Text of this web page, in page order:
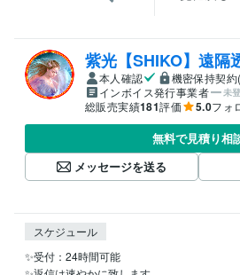
紫光【SHIKO】遠隔
本人確認
機密保持契
インボイス発行事業者
未
総販売実績181評価 5.0フォ
無料で見積り相
メッセージを送る
スケジュール
✨受付：24時間可能